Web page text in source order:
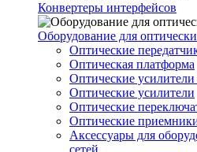
Конвертеры интерфейсов
Оборудование для
Оптические
Оптическая платформа
Оптические
Оптические усилители
Оптические
Оптические
Аксессуары для
сетей